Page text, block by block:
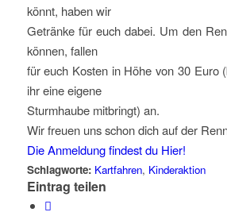
könnt, haben wir
Getränke für euch dabei. Um den
können, fallen
für euch Kosten in Höhe von 30 Euro
ihr eine eigene
Sturmhaube mitbringt) an.
Wir freuen uns schon dich auf der
Die Anmeldung findest du Hier!
Schlagworte: Kartfahren, Kinderaktion
Eintrag teilen